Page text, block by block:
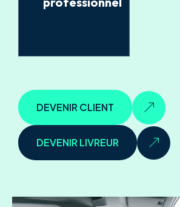
DEVENIR CLIENT
DEVENIR LIVREUR